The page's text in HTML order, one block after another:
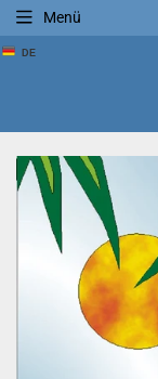
Menü
DE